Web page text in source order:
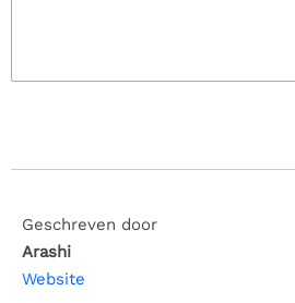
Geschreven door
Arashi
Website